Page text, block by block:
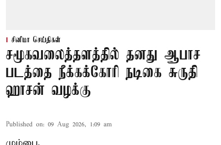
சினிமா செய்திகள்
சமூகவலைத்தளத்தில் தனது ஆபாச
படத்தை நீக்கக்கோரி நடிகை சுருதி
ஹாசன் வழக்கு
Published on: 09 Aug 2026, 1:09 am